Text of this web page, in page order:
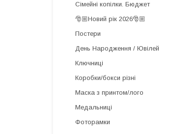
Сімейні копілки. Бюджет
🎅🏼Новий рік 2026🎅🏼
Постери
День Народження / Ювілей
Ключниці
Коробки/бокси різні
Маска з принтом/лого
Медальниці
Фоторамки